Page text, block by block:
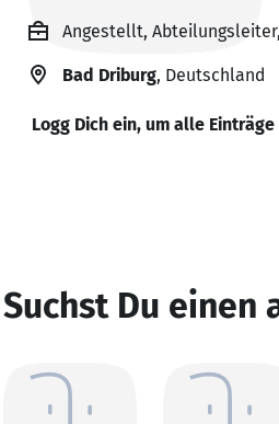
Angestellt,
Bad Driburg, Deutschland
Logg Dich ein, um alle Einträge
Suchst Du einen